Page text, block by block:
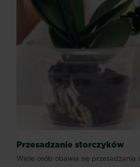
Przesadzanie storczyków
Wiele osób obawia się przesadzania